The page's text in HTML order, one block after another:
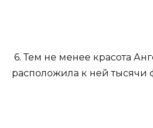
6. Тем не менее красота
расположила к ней тысячи